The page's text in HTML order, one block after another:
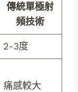
傳統單極射
頻技術
2-3度
痛感較大